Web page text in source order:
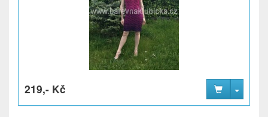
219,- Kč